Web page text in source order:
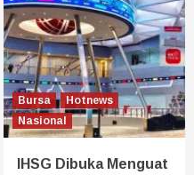
Bursa
Hotnews
Nasional
IHSG Dibuka Menguat